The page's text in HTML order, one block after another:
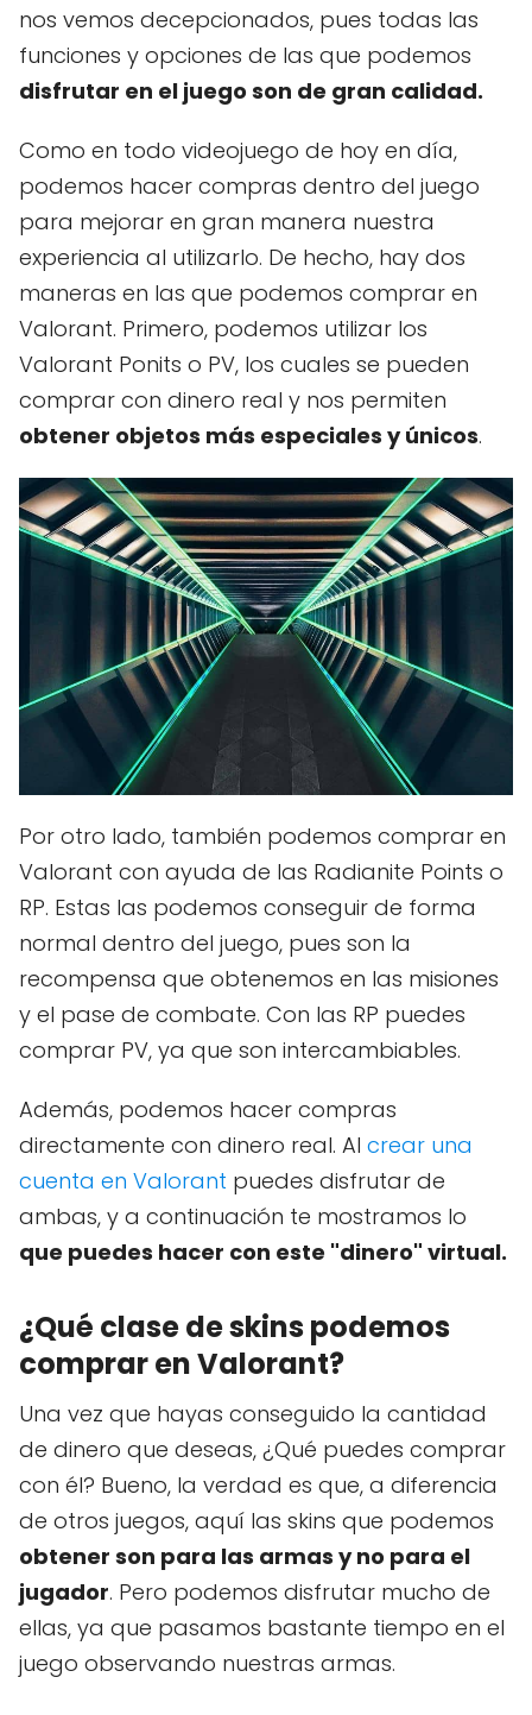
nos vemos decepcionados, pues todas las
funciones y opciones de las que podemos
disfrutar en el juego son de gran calidad.
Como en todo videojuego de hoy en día,
podemos hacer compras dentro del juego
para mejorar en gran manera nuestra
experiencia al utilizarlo. De hecho, hay dos
maneras en las que podemos comprar en
Valorant. Primero, podemos utilizar los
Valorant Ponits o PV, los cuales se pueden
comprar con dinero real y nos permiten
obtener objetos más especiales y únicos.
Por otro lado, también podemos comprar en
Valorant con ayuda de las Radianite Points o
RP. Estas las podemos conseguir de forma
normal dentro del juego, pues son la
recompensa que obtenemos en las misiones
y el pase de combate. Con las RP puedes
comprar PV, ya que son intercambiables.
Además, podemos hacer compras
directamente con dinero real. Al crear una
cuenta en Valorant puedes disfrutar de
ambas, y a continuación te mostramos lo
que puedes hacer con este "dinero" virtual.
¿Qué clase de skins podemos
comprar en Valorant?
Una vez que hayas conseguido la cantidad
de dinero que deseas, ¿Qué puedes comprar
con él? Bueno, la verdad es que, a diferencia
de otros juegos, aquí las skins que podemos
obtener son para las armas y no para el
jugador. Pero podemos disfrutar mucho de
ellas, ya que pasamos bastante tiempo en el
juego observando nuestras armas.